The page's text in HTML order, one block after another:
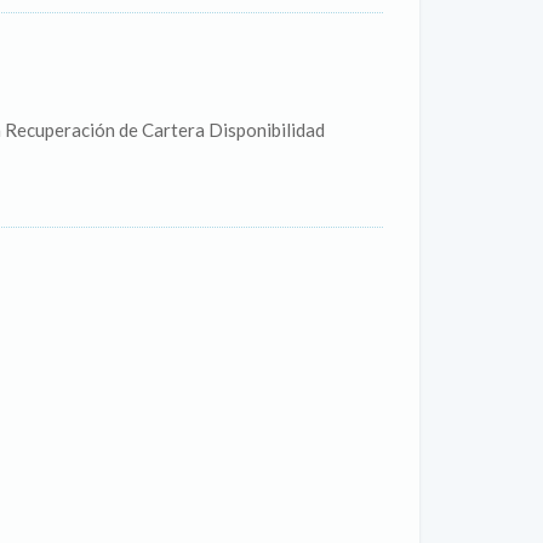
de Cartera Disponibilidad